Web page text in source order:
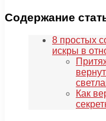
Содержание
8 простых
искры в
Как